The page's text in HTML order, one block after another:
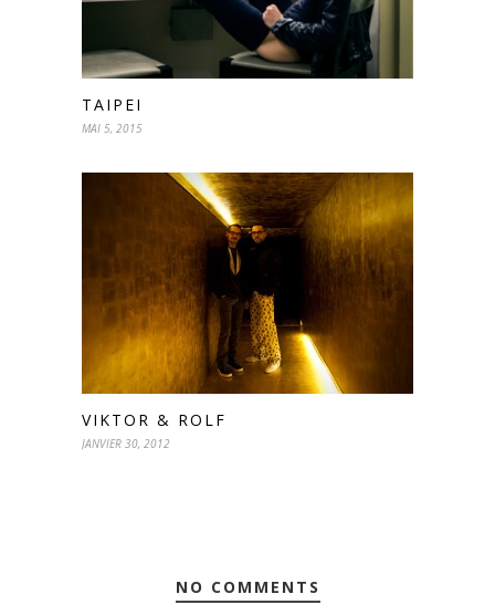
TAIPEI
MAI 5, 2015
VIKTOR & ROLF
JANVIER 30, 2012
NO COMMENTS